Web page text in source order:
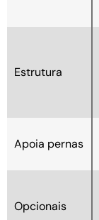
Estrutura
Apoia pernas
Opcionais